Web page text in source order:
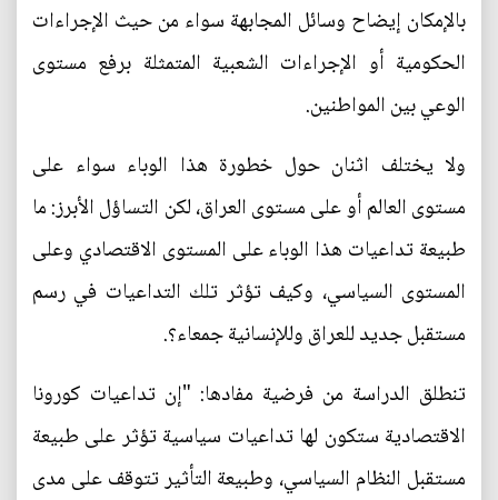
بالإمكان إيضاح وسائل المجابهة سواء من حيث الإجراءات
الحكومية أو الإجراءات الشعبية المتمثلة برفع مستوى
الوعي بين المواطنين.
ولا يختلف اثنان حول خطورة هذا الوباء سواء على
مستوى العالم أو على مستوى العراق، لكن التساؤل الأبرز: ما
طبيعة تداعيات هذا الوباء على المستوى الاقتصادي وعلى
المستوى السياسي، وكيف تؤثر تلك التداعيات في رسم
مستقبل جديد للعراق وللإنسانية جمعاء؟.
تنطلق الدراسة من فرضية مفادها: "إن تداعيات كورونا
الاقتصادية ستكون لها تداعيات سياسية تؤثر على طبيعة
مستقبل النظام السياسي، وطبيعة التأثير تتوقف على مدى